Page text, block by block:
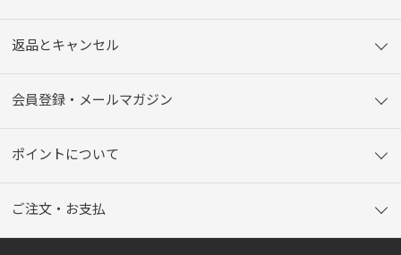
返品とキャンセル
会員登録・メールマガジン
ポイントについて
ご注文・お支払